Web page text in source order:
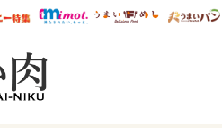
マ* ウレぴあ総研 ディズニー特集
mimot. うまいめし